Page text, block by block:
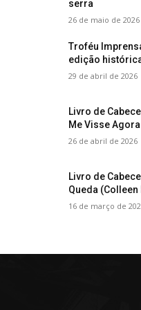
serra
26 de maio de 2026
Troféu
edição
29 de abril de 2026
Livro de
Me Visse
26 de abril de 2026
Livro de
Queda
16 de março de